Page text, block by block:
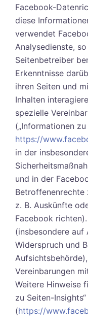
Facebook-
diese
verwendet
Analysedienste,
Seitenbetreiber
Erkenntnisse
ihren Seiten und
Inhalten
spezielle
(„Informationen zu
https://
in der
und in der
Betroffenenrechte
z. B. Auskünfte
Facebook
(insbesondere auf
Widerspruch und
Vereinbarungen
Weitere Hinweise
zu Seiten-Insights“
(https://